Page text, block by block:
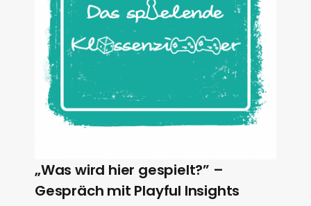
„Was wird hier gespielt?” –
Gespräch mit Playful Insights